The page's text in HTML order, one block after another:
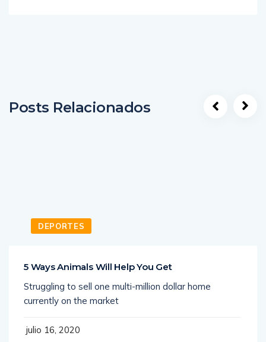
Posts Relacionados
DEPORTES
5 Ways Animals Will Help You Get
Struggling to sell one multi-million dollar home
currently on the market
julio 16, 2020